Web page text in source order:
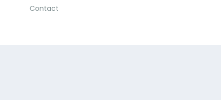
Contact